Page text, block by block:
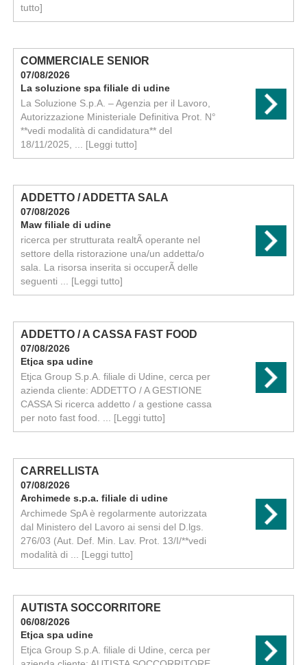
tutto]
COMMERCIALE SENIOR
07/08/2026
La soluzione spa filiale di udine
La Soluzione S.p.A. – Agenzia per il Lavoro,
Autorizzazione Ministeriale Definitiva Prot. N°
**vedi modalità di candidatura** del
18/11/2025, ... [Leggi tutto]
ADDETTO / ADDETTA SALA
07/08/2026
Maw filiale di udine
ricerca per strutturata realtÃ operante nel
settore della ristorazione una/un addetta/o
sala. La risorsa inserita si occuperÃ delle
seguenti ... [Leggi tutto]
ADDETTO / A CASSA FAST FOOD
07/08/2026
Etjca spa udine
Etjca Group S.p.A. filiale di Udine, cerca per
azienda cliente: ADDETTO / A GESTIONE
CASSA Si ricerca addetto / a gestione cassa
per noto fast food. ... [Leggi tutto]
CARRELLISTA
07/08/2026
Archimede s.p.a. filiale di udine
Archimede SpA è regolarmente autorizzata
dal Ministero del Lavoro ai sensi del D.lgs.
276/03 (Aut. Def. Min. Lav. Prot. 13/I/**vedi
modalità di ... [Leggi tutto]
AUTISTA SOCCORRITORE
06/08/2026
Etjca spa udine
Etjca Group S.p.A. filiale di Udine, cerca per